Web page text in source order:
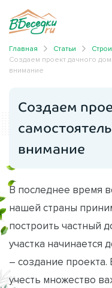
Главная Статьи
Создаем проект дачного
внимание
Создаем
внимание
В последнее время
нашей страны
построить частный
участка начинается
– создание
учесть множество